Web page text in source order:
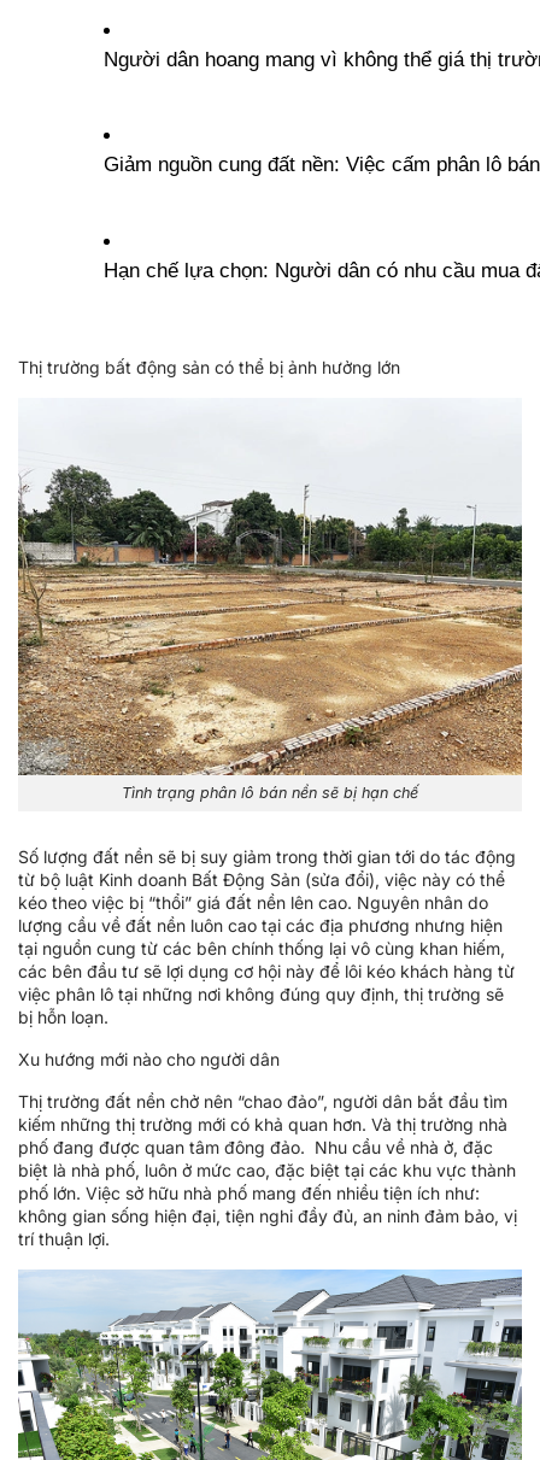
Người dân hoang mang vì không thể giá thị
Giảm nguồn cung đất nền: Việc cấm phân lô
Hạn chế lựa chọn: Người dân có nhu cầu mua
Thị trường bất động sản có thể bị ảnh hưởng lớn
Tình trạng phân lô bán nền sẽ bị hạn chế
Số lượng đất nền sẽ bị suy giảm trong thời gian tới do tác động
từ bộ luật Kinh doanh Bất Động Sản (sửa đổi), việc này có thể
kéo theo việc bị “thổi” giá đất nền lên cao. Nguyên nhân do
lượng cầu về đất nền luôn cao tại các địa phương nhưng hiện
tại nguồn cung từ các bên chính thống lại vô cùng khan hiếm,
các bên đầu tư sẽ lợi dụng cơ hội này để lôi kéo khách hàng từ
việc phân lô tại những nơi không đúng quy định, thị trường sẽ
bị hỗn loạn.
Xu hướng mới nào cho người dân
Thị trường đất nền chở nên “chao đảo”, người dân bắt đầu tìm
kiếm những thị trường mới có khả quan hơn. Và thị trường nhà
phố đang được quan tâm đông đảo. Nhu cầu về nhà ở, đặc
biệt là nhà phố, luôn ở mức cao, đặc biệt tại các khu vực thành
phố lớn. Việc sở hữu nhà phố mang đến nhiều tiện ích như:
không gian sống hiện đại, tiện nghi đầy đủ, an ninh đảm bảo, vị
trí thuận lợi.